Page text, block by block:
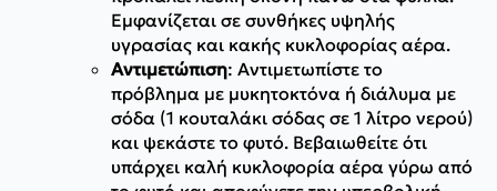
Εμφανίζεται σε συνθήκες υψηλής
υγρασίας και κακής κυκλοφορίας αέρα.
Αντιμετώπιση: Αντιμετωπίστε το
πρόβλημα με μυκητοκτόνα ή διάλυμα με
σόδα (1 κουταλάκι σόδας σε 1 λίτρο νερού)
και ψεκάστε το φυτό. Βεβαιωθείτε ότι
υπάρχει καλή κυκλοφορία αέρα γύρω από